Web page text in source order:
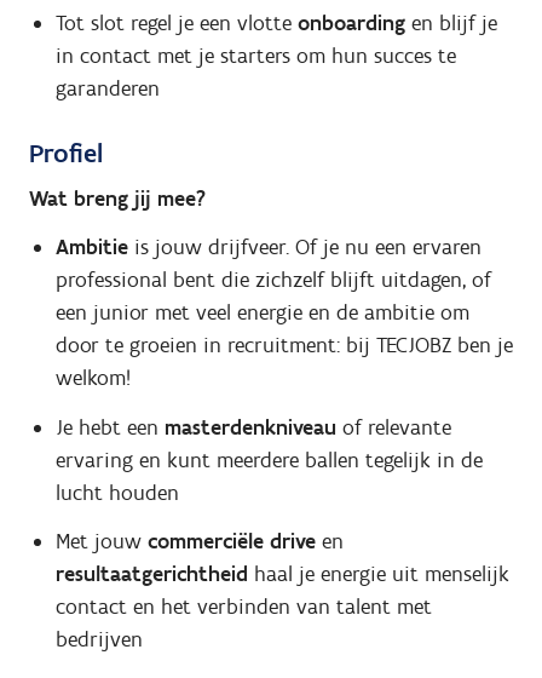
Tot slot regel je een vlotte onboarding en blijf je
in contact met je starters om hun succes te
garanderen
Profiel
Wat breng jij mee?
Ambitieis jouw drijfveer. Of je nu een ervaren
professional bent die zichzelf blijft uitdagen, of
een junior met veel energie en de ambitie om
door te groeien in recruitment: bij TECJOBZ ben je
welkom!
Je hebt een masterdenkniveau of relevante
ervaring en kunt meerdere ballen tegelijk in de
lucht houden
Met jouwcommerciële drive en
resultaatgerichtheid haal je energie uit menselijk
contact en het verbinden van talent met
bedrijven